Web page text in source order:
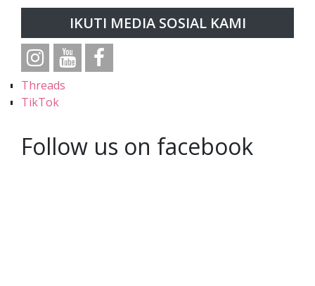
IKUTI MEDIA SOSIAL KAMI
Threads
TikTok
Follow us on facebook